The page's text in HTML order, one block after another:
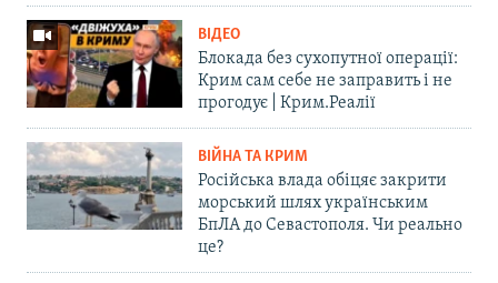
ВІДЕО
Блокада без сухопутної операції:
Крим сам себе не заправить і не
прогодує | Крим.Реалії
ВІЙНА ТА КРИМ
Російська влада обіцяє закрити
морський шлях українським
БпЛА до Севастополя. Чи реально
це?